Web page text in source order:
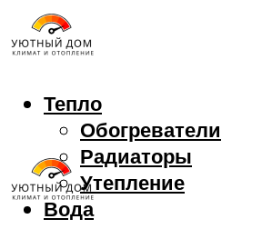
Тепло
Обогреватели
Радиаторы
Утепление
Вода